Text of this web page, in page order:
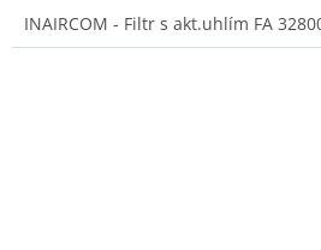
INAIRCOM - Filtr s akt.uhlím FA